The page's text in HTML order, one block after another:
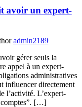
avoir un expert-
admin2189
gérer seuls la
appel à un expert-
administratives
influencer directement
l’activité. L’expert-
comptes”. […]